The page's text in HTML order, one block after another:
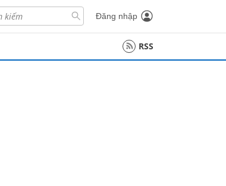
Đăng nhập
RSS